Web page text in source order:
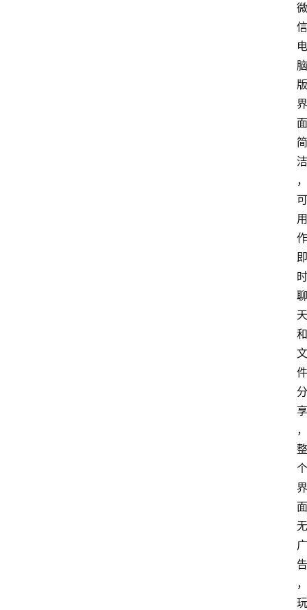
微
信
电
脑
版
界
面
简
洁
，
可
用
作
即
时
聊
天
和
文
件
分
享
，
整
个
界
面
无
广
告
，
玩